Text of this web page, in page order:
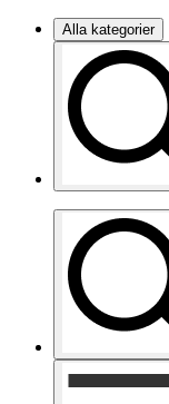
Alla kategorier